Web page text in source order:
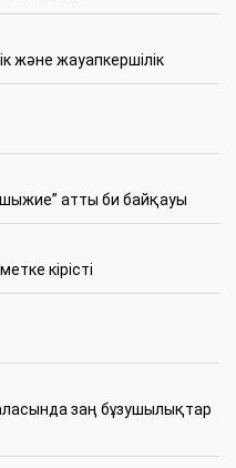
және жауапкершілік
атты би байқауы
кірісті
заң бұзушылықтар